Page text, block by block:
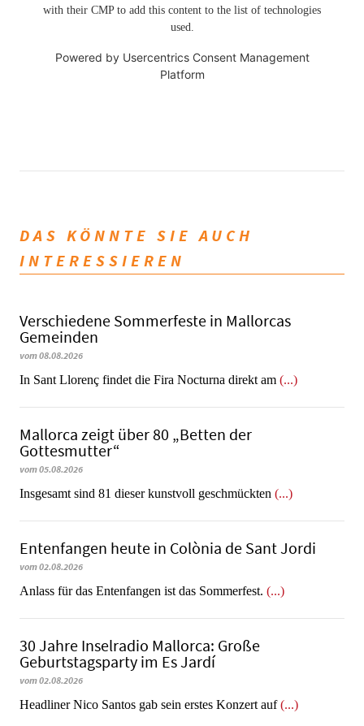
with their CMP to add this content to the list of technologies
used.
Powered by Usercentrics Consent Management
Platform
DAS KÖNNTE SIE AUCH
INTERESSIEREN
Verschiedene Sommerfeste in Mallorcas
Gemeinden
vom 08.08.2026
In Sant Llorenç findet die Fira Nocturna direkt am (...)
Mallorca zeigt über 80 „Betten der
Gottesmutter“
vom 05.08.2026
Insgesamt sind 81 dieser kunstvoll geschmückten (...)
Entenfangen heute in Colònia de Sant Jordi
vom 02.08.2026
Anlass für das Entenfangen ist das Sommerfest. (...)
30 Jahre Inselradio Mallorca: Große
Geburtstagsparty im Es Jardí
vom 02.08.2026
Headliner Nico Santos gab sein erstes Konzert auf(...)